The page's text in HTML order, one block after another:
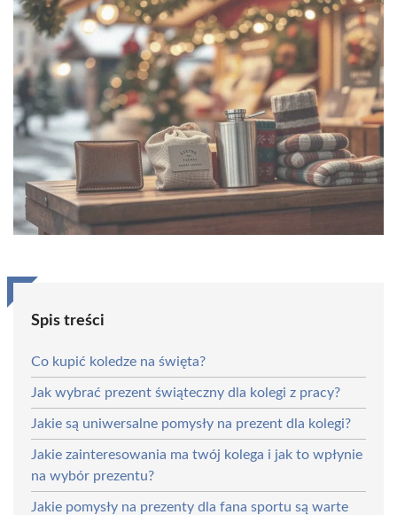
Spis treści
Co kupić koledze na święta?
Jak wybrać prezent świąteczny dla kolegi z pracy?
Jakie są uniwersalne pomysły na prezent dla kolegi?
Jakie zainteresowania ma twój kolega i jak to wpłynie
na wybór prezentu?
Jakie pomysły na prezenty dla fana sportu są warte